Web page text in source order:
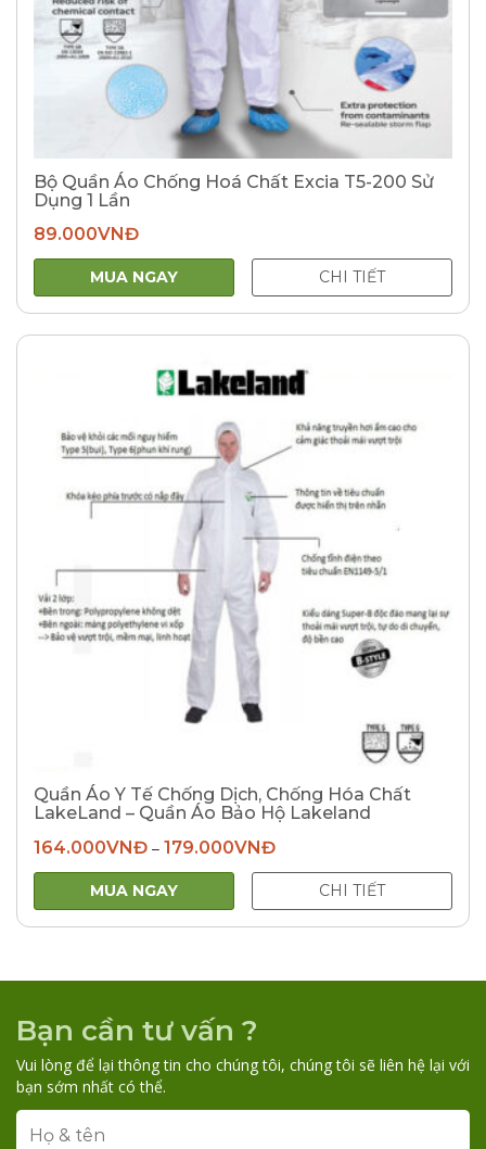
Bộ Quần Áo Chống Hoá Chất Excia T5-200 Sử
Dụng 1 Lần
89.000VNĐ
MUA NGAY CHI TIẾT
Quần Áo Y Tế Chống Dịch, Chống Hóa Chất
LakeLand – Quần Áo Bảo Hộ Lakeland
164.000VNĐ– 179.000VNĐ
MUA NGAY CHI TIẾT
Bạn cần tư vấn ?
Vui lòng để lại thông tin cho chúng tôi, chúng tôi sẽ liên hệ lại với
bạn sớm nhất có thể.